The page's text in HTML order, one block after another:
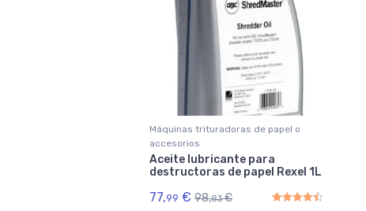
Máquinas trituradoras de papel o
accesorios
Aceite lubricante para
destructoras de papel Rexel 1L
77,99 € 98,83 €